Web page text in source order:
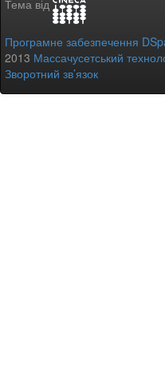
Тема від
Програмне забезпечення
2013 Массачусетський
Зворотний зв’язок